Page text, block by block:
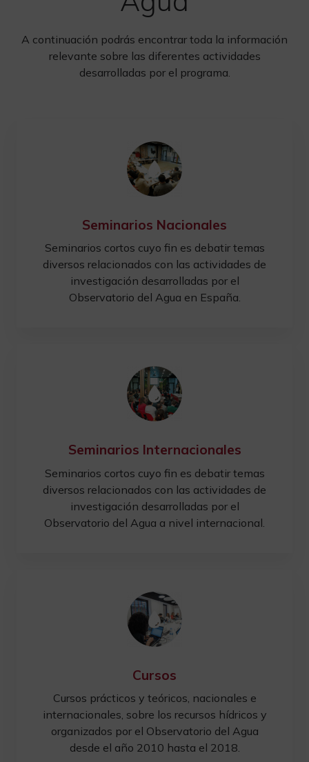
A continuación podrás encontrar toda la información
relevante sobre las diferentes actividades
desarrolladas por el programa.
Seminarios Nacionales
Seminarios cortos cuyo fin es debatir temas
diversos relacionados con las actividades de
investigación desarrolladas por el
Observatorio del Agua en España.
Seminarios Internacionales
Seminarios cortos cuyo fin es debatir temas
diversos relacionados con las actividades de
investigación desarrolladas por el
Observatorio del Agua a nivel internacional.
Cursos
Cursos prácticos y teóricos, nacionales e
internacionales, sobre los recursos hídricos y
organizados por el Observatorio del Agua
desde el año 2010 hasta el 2018.